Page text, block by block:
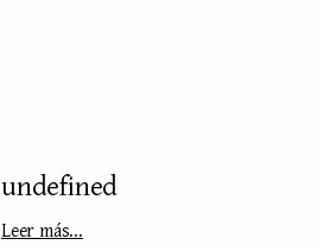
undefined
Leer más...